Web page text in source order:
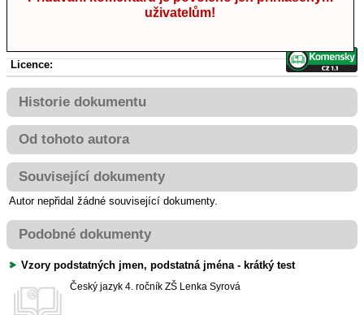
uživatelům!
Licence:
Historie dokumentu
Od tohoto autora
Související dokumenty
Autor nepřidal žádné související dokumenty.
Podobné dokumenty
Vzory podstatných jmen, podstatná jména - krátký test
Český jazyk 4. ročník ZŠ Lenka Syrová